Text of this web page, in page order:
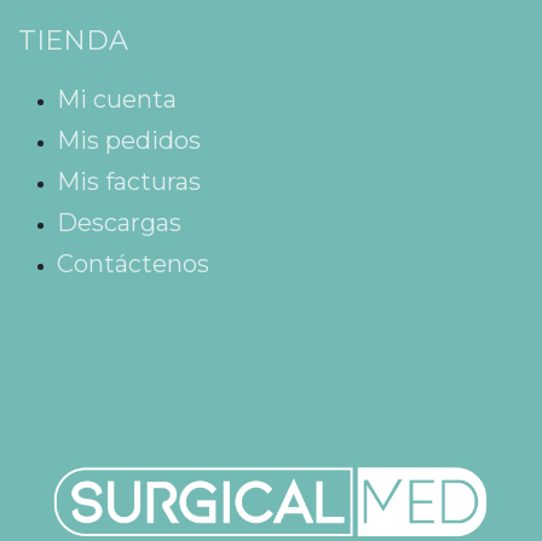
TIENDA
Mi cuenta
Mis pedidos
Mis facturas
Descargas
Contáctenos